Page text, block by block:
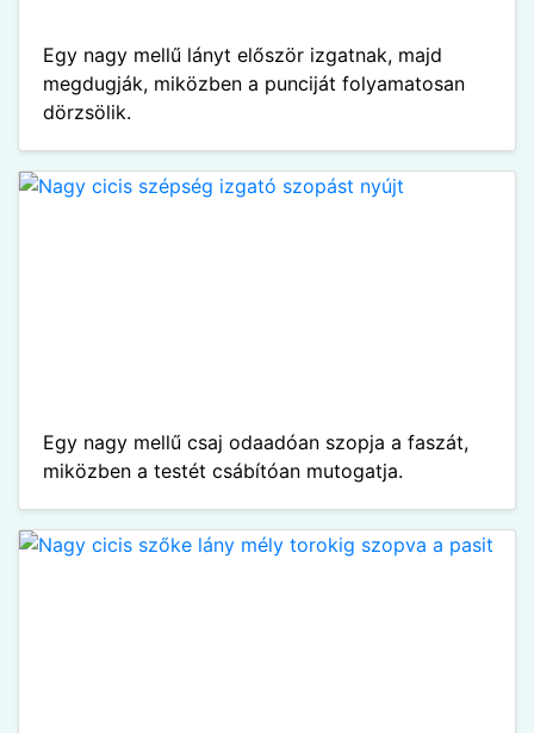
Egy nagy mellű lányt először izgatnak, majd
megdugják, miközben a punciját folyamatosan
dörzsölik.
Egy nagy mellű csaj odaadóan szopja a faszát,
miközben a testét csábítóan mutogatja.